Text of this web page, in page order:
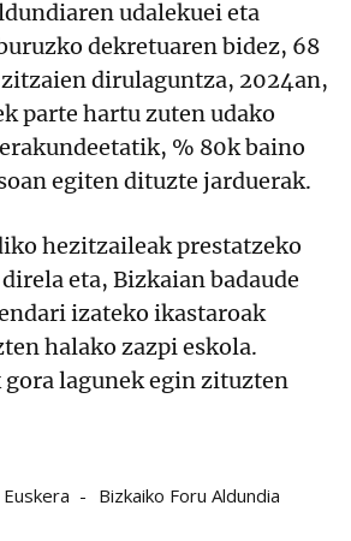
udalekuei eta
dekretuaren bidez, 68
dirulaguntza, 2024an,
parte hartu zuten udako
% 80k baino
egiten dituzte jarduerak.
hezitzaileak prestatzeko
eta, Bizkaian badaude
izateko ikastaroak
halako zazpi eskola.
lagunek egin zituzten
Bizkaiko Foru Aldundia